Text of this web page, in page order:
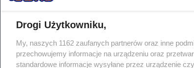
Drogi Użytkowniku,
My, naszych 1162 zaufanych partnerów oraz inne
przechowujemy informacje na urządzeniu oraz
standardowe informacje wysyłane przez urządzenie